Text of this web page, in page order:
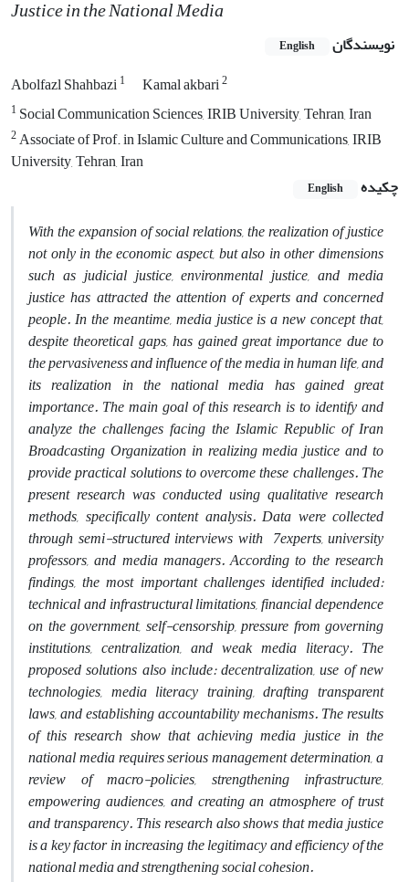
Justice in the National Media
نویسندگان English
Abolfazl Shahbazi1 Kamal akbari2
1 Social Communication Sciences, IRIB University, Tehran, Iran
2Associate of Prof. in Islamic Culture and Communications, IRIB
University, Tehran, Iran
چکیده
English
With the expansion of social relations, the realization of justice
not only in the economic aspect, but also in other dimensions
such as judicial justice, environmental justice, and media
justice has attracted the attention of experts and concerned
people. In the meantime, media justice is a new concept that,
despite theoretical gaps, has gained great importance due to
the pervasiveness and influence of the media in human life, and
its realization in the national media has gained great
importance. The main goal of this research is to identify and
analyze the challenges facing the Islamic Republic of Iran
Broadcasting Organization in realizing media justice and to
provide practical solutions to overcome these challenges. The
present research was conducted using qualitative research
methods, specifically content analysis. Data were collected
through semi-structured interviews with 7experts, university
professors, and media managers. According to the research
findings, the most important challenges identified included:
technical and infrastructural limitations, financial dependence
on the government, self-censorship, pressure from governing
institutions, centralization, and weak media literacy. The
proposed solutions also include: decentralization, use of new
technologies, media literacy training, drafting transparent
laws, and establishing accountability mechanisms. The results
of this research show that achieving media justice in the
national media requires serious management determination, a
review of macro-policies, strengthening infrastructure,
empowering audiences, and creating an atmosphere of trust
and transparency. This research also shows that media justice
is a key factor in increasing the legitimacy and efficiency of the
national media and strengthening social cohesion.